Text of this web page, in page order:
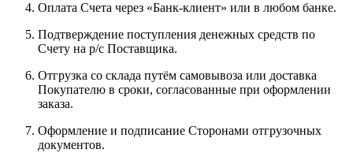
Оплата Счета через «Банк-клиент» или в любом банке.
Подтверждение поступления денежных средств по
Счету на р/с Поставщика.
Отгрузка со склада путём самовывоза или доставка
Покупателю в сроки, согласованные при оформлении
заказа.
Оформление и подписание Сторонами отгрузочных
документов.